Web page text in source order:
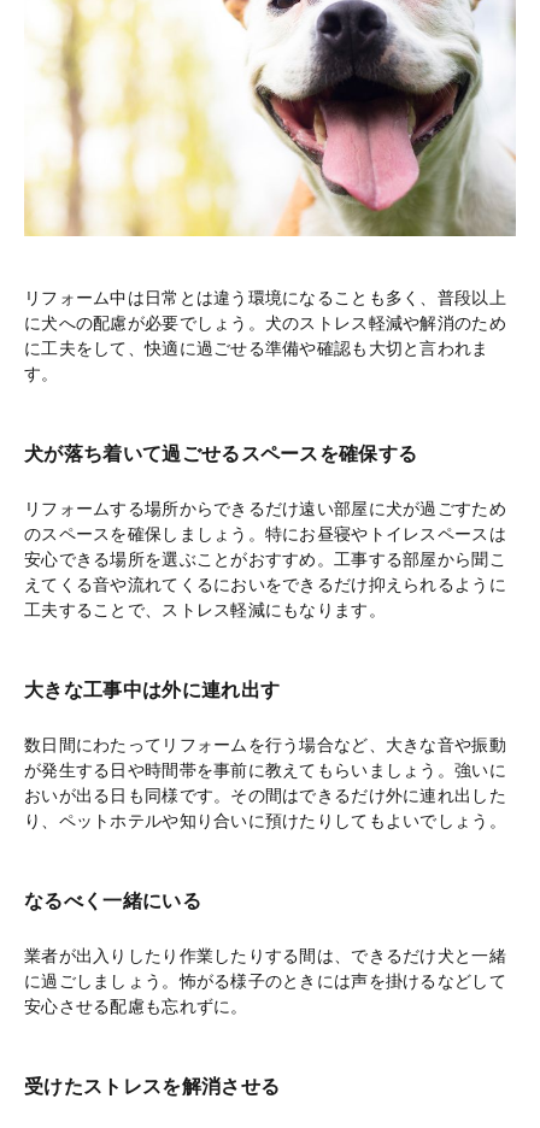
リフォーム中は日常とは違う環境になることも多く、普段以上
に犬への配慮が必要でしょう。犬のストレス軽減や解消のため
に工夫をして、快適に過ごせる準備や確認も大切と言われま
す。
犬が落ち着いて過ごせるスペースを確保する
リフォームする場所からできるだけ遠い部屋に犬が過ごすため
のスペースを確保しましょう。特にお昼寝やトイレスペースは
安心できる場所を選ぶことがおすすめ。工事する部屋から聞こ
えてくる音や流れてくるにおいをできるだけ抑えられるように
工夫することで、ストレス軽減にもなります。
大きな工事中は外に連れ出す
数日間にわたってリフォームを行う場合など、大きな音や振動
が発生する日や時間帯を事前に教えてもらいましょう。強いに
おいが出る日も同様です。その間はできるだけ外に連れ出した
り、ペットホテルや知り合いに預けたりしてもよいでしょう。
なるべく一緒にいる
業者が出入りしたり作業したりする間は、できるだけ犬と一緒
に過ごしましょう。怖がる様子のときには声を掛けるなどして
安心させる配慮も忘れずに。
受けたストレスを解消させる